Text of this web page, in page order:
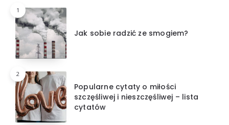
1
Jak sobie radzić ze smogiem?
2
Popularne cytaty o miłości
szczęśliwej i nieszczęśliwej – lista
cytatów